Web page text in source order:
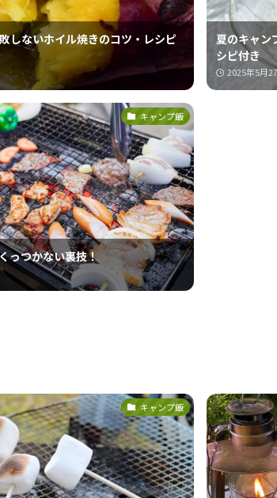
しないホイル焼きのコツ・レシピ
夏のキャン
シピ付き
2025年5月
キャンプ飯
っつかない裏技！
キャンプ飯